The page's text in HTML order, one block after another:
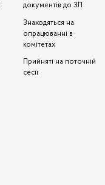
документів до ЗП
Знаходяться на
опрацюванні в
комітетах
Прийняті на поточній
сесії